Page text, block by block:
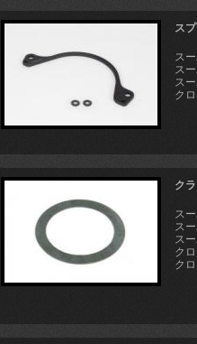
ス
ス
ス
ス
ク
ク
ス
ス
ス
ク
ク